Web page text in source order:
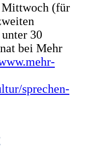
Mittwoch (für
30
bei Mehr
sprechen-